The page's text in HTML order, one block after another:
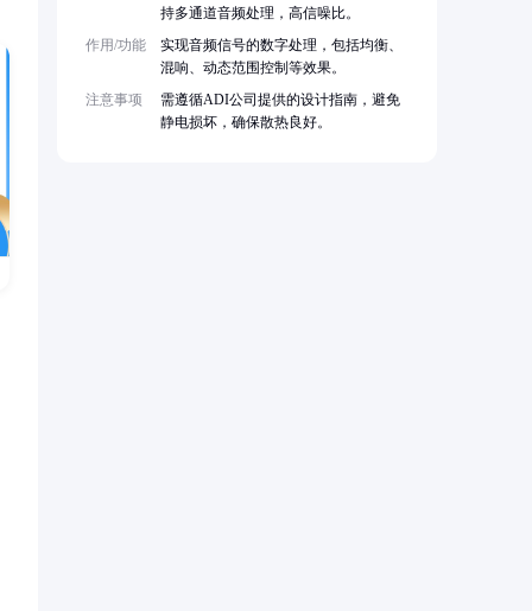
持多通道音频处理，高信噪比。
作用/功能
实现音频信号的数字处理，包括均衡、
混响、动态范围控制等效果。
注意事项
需遵循ADI公司提供的设计指南，避免
静电损坏，确保散热良好。